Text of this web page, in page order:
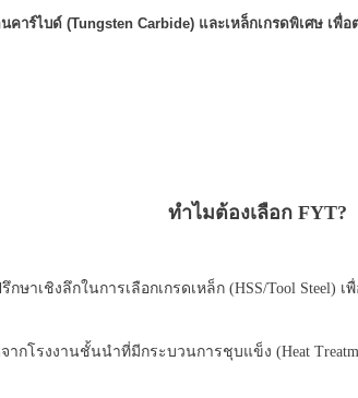
คาร์ไบด์ (Tungsten Carbide) และเหล็กเกรดพิเศษ เพื่
ทำไมต้องเลือก FYT?
รึกษาเชิงลึกในการเลือกเกรดเหล็ก (HSS/Tool
ากโรงงานชั้นนำที่มีกระบวนการชุบแข็ง (Heat